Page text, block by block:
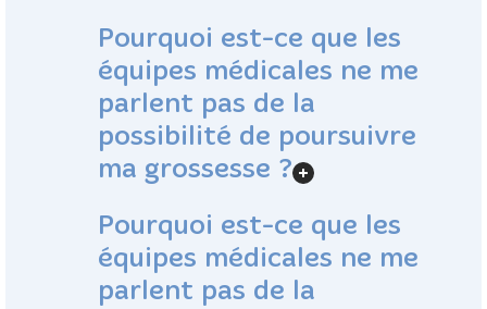
Pourquoi est-ce que les
équipes médicales ne me
parlent pas de la
possibilité de poursuivre
ma grossesse ?
Pourquoi est-ce que les
équipes médicales ne me
parlent pas de la